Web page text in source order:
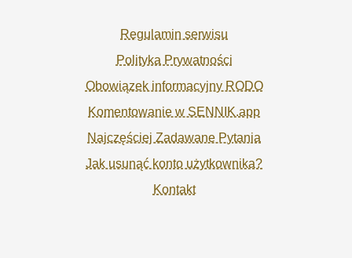
Regulamin serwisu
Polityka Prywatności
Obowiązek informacyjny RODO
Komentowanie w SENNIK.app
Najczęściej Zadawane Pytania
Jak usunąć konto użytkownika?
Kontakt